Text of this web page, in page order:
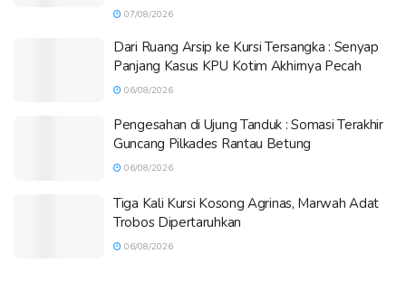
07/08/2026
Dari Ruang Arsip ke Kursi Tersangka : Senyap
Panjang Kasus KPU Kotim Akhirnya Pecah
06/08/2026
Pengesahan di Ujung Tanduk : Somasi Terakhir
Guncang Pilkades Rantau Betung
06/08/2026
Tiga Kali Kursi Kosong Agrinas, Marwah Adat
Trobos Dipertaruhkan
06/08/2026